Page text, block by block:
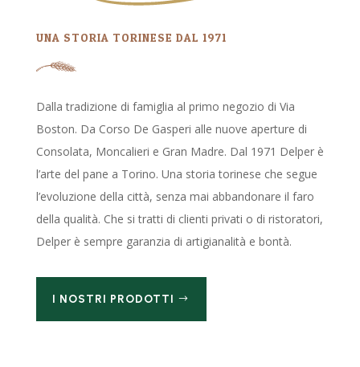
UNA STORIA TORINESE DAL 1971
Dalla tradizione di famiglia al primo negozio di Via
Boston. Da Corso De Gasperi alle nuove aperture di
Consolata, Moncalieri e Gran Madre. Dal 1971 Delper è
l’arte del pane a Torino. Una storia torinese che segue
l’evoluzione della città, senza mai abbandonare il faro
della qualità. Che si tratti di clienti privati o di ristoratori,
Delper è sempre garanzia di artigianalità e bontà.
I NOSTRI PRODOTTI